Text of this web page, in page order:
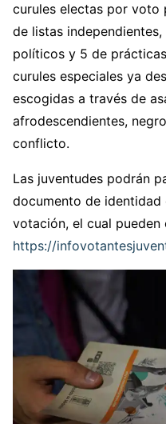
curules electas por voto
de listas
políticos y 5 de
curules especiales ya
escogidas a través de
afrodescendientes,
conflicto.
Las juventudes podrán
documento de
votación, el cual pueden
https://